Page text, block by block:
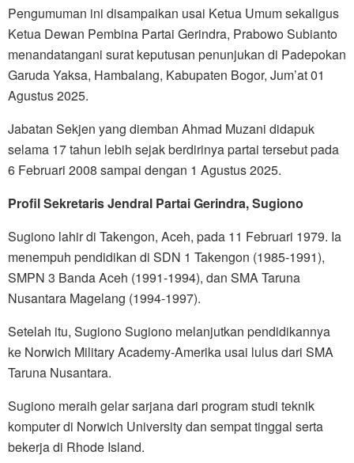
Pengumuman ini disampaikan usai Ketua Umum sekaligus
Ketua Dewan Pembina Partai Gerindra, Prabowo Subianto
menandatangani surat keputusan penunjukan di Padepokan
Garuda Yaksa, Hambalang, Kabupaten Bogor, Jum’at 01
Agustus 2025.
Jabatan Sekjen yang diemban Ahmad Muzani didapuk
selama 17 tahun lebih sejak berdirinya partai tersebut pada
6 Februari 2008 sampai dengan 1 Agustus 2025.
Profil Sekretaris Jendral Partai Gerindra, Sugiono
Sugiono lahir di Takengon, Aceh, pada 11 Februari 1979. Ia
menempuh pendidikan di SDN 1 Takengon (1985-1991),
SMPN 3 Banda Aceh (1991-1994), dan SMA Taruna
Nusantara Magelang (1994-1997).
Setelah itu, Sugiono Sugiono melanjutkan pendidikannya
ke Norwich Military Academy-Amerika usai lulus dari SMA
Taruna Nusantara.
Sugiono meraih gelar sarjana dari program studi teknik
komputer di Norwich University dan sempat tinggal serta
bekerja di Rhode Island.